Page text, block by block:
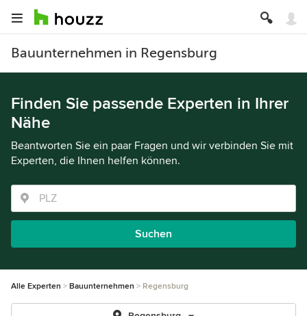
Bauunternehmen in Regensburg
Finden Sie passende Experten in Ihrer
Nähe
Beantworten Sie ein paar Fragen und wir verbinden Sie mit
Experten, die Ihnen helfen können.
Suchen
Alle Experten Bauunternehmen Regensburg